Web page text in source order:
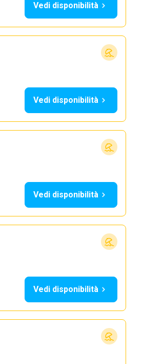
Vedi disponibilità
Vedi disponibilità
Vedi disponibilità
Vedi disponibilità